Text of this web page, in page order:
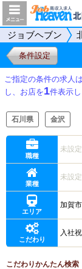
ジョブヘブン
条件設定
ご指定の条件の求人
し、お店を1件表示し
石川県 金沢
職種
未設定
業種
未設定
エリア
加賀
こだわり
入社
こだわりかんたん検索